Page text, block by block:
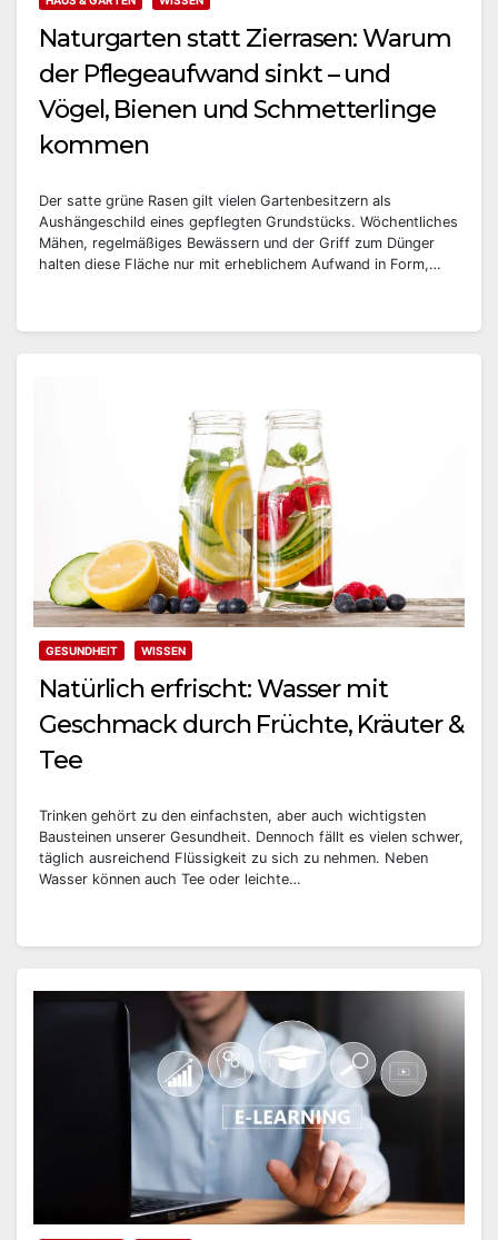
Naturgarten statt Zierrasen: Warum
der Pflegeaufwand sinkt – und
Vögel, Bienen und Schmetterlinge
kommen
Der satte grüne Rasen gilt vielen Gartenbesitzern als
Aushängeschild eines gepflegten Grundstücks. Wöchentliches
Mähen, regelmäßiges Bewässern und der Griff zum Dünger
halten diese Fläche nur mit erheblichem Aufwand in Form,…
GESUNDHEIT WISSEN
Natürlich erfrischt: Wasser mit
Geschmack durch Früchte, Kräuter &
Tee
Trinken gehört zu den einfachsten, aber auch wichtigsten
Bausteinen unserer Gesundheit. Dennoch fällt es vielen schwer,
täglich ausreichend Flüssigkeit zu sich zu nehmen. Neben
Wasser können auch Tee oder leichte…